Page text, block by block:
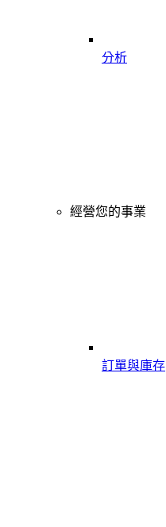
分析
經營您的事業
訂單與庫存